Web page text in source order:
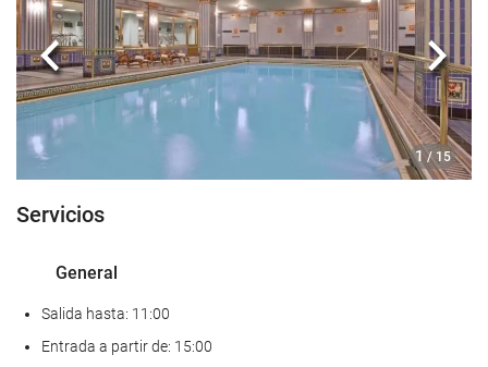
1 / 15
Anterior
Servicios
General
Salida hasta: 11:00
Entrada a partir de: 15:00